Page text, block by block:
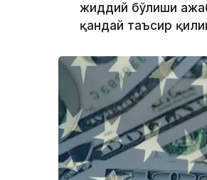
жиддий бўлиши
қандай таъсир